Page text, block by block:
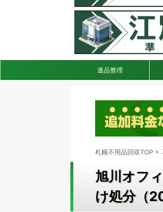
遺品整理
札幌不用品回収TOP >
旭川オフ
け処分（